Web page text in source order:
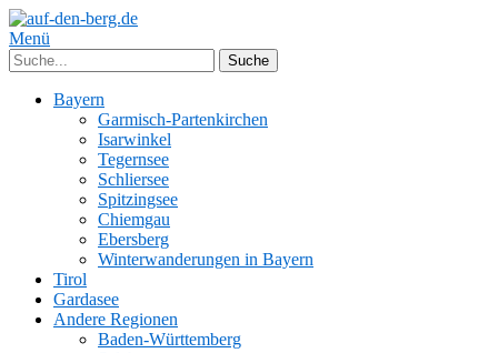
Menü
Bayern
Garmisch-Partenkirchen
Isarwinkel
Tegernsee
Schliersee
Spitzingsee
Chiemgau
Ebersberg
Winterwanderungen in Bayern
Tirol
Gardasee
Andere Regionen
Baden-Württemberg